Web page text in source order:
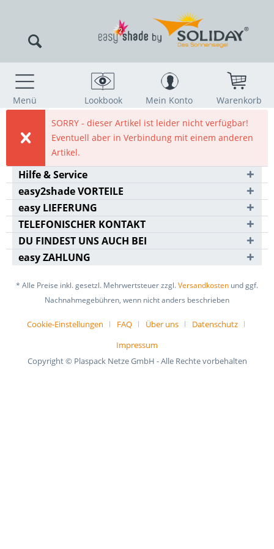
Menü Lookbook Mein Konto
Warenkorb
SORRY - dieser Artikel ist leider nicht verfügbar!
Eventuell aber in Verbindung mit einem anderen
Artikel.
Hilfe & Service
easy2shade VORTEILE
easy LIEFERUNG
TELEFONISCHER KONTAKT
DU FINDEST UNS AUCH BEI
easy ZAHLUNG
* Alle Preise inkl. gesetzl. Mehrwertsteuer zzgl.Versandkosten und ggf.
Nachnahmegebühren, wenn nicht anders beschrieben
Cookie-Einstellungen FAQ Über uns
Datenschutz
Impressum
Copyright © Plaspack Netze GmbH - Alle Rechte vorbehalten